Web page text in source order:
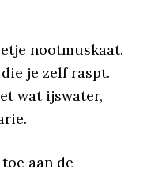
nootmuskaat.
die je zelf raspt.
wat ijswater,
aan de